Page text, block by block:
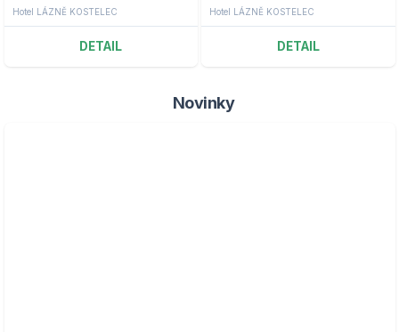
Hotel LÁZNĚ KOSTELEC
DETAIL
Mrtvého moře
Hotel LÁZNĚ KOSTELEC
DETAIL
Novinky